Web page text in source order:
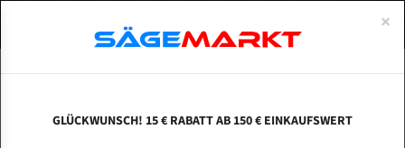
ABOUTS
ENGLISH
×
GLÜCKWUNSCH! 15 € RABATT AB 150 € EINKAUFSWERT